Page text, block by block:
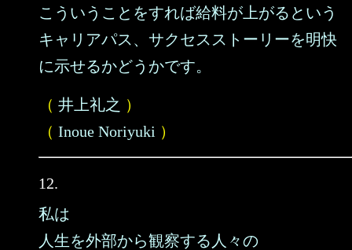
こういうことをすれば給料が上がるという
キャリアパス、サクセスストーリーを明快
に示せるかどうかです。
（ 井上礼之 ）
（ Inoue Noriyuki ）
12.
私は
人生を外部から観察する人々の